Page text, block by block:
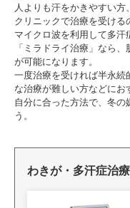
人よりも汗をかきやすい
クリニックで治療を受ける
マイクロ波を利用して多
「ミラドライ治療」なら
が可能になります。
一度治療を受ければ半永続
な治療が難しい方などにお
自分に合った方法で、冬の
う。
わきが・多汗症治